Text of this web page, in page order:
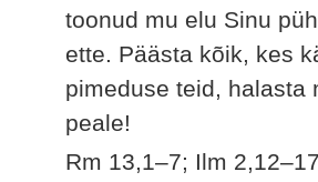
toonud mu elu Sinu
ette. Päästa kõik, kes
pimeduse teid, halasta
peale!
Rm 13,1–7; Ilm 2,12–17